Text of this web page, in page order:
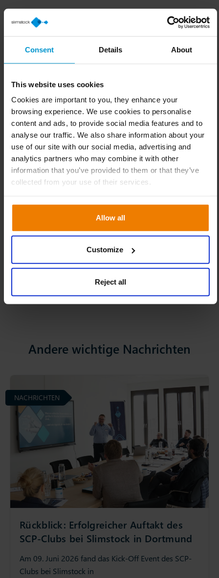
Consent Details About
This website uses cookies
Cookies are important to you, they enhance your
browsing experience. We use cookies to personalise
content and ads, to provide social media features and to
analyse our traffic. We also share information about your
use of our site with our social media, advertising and
analytics partners who may combine it with other
information that you’ve provided to them or that they’ve
collected from your use of their services.
Allow all
Customize
Reject all
Abonnieren Sie
unseren
Newsletter
Sie finden wertvolle Inhalte,
Veranstaltungen und Schulungen für
Sie!
Buchen Sie eine persönliche Demo
Um das Formular zu nutzen, akzeptieren Sie bitte die
Marketing-Cookies.
Cookie-Einstellungen verwalten
LinkedinFacebook
Andere wichtige Nachrichten
Rückblick: Erfolgreicher Auftakt des
SCP-Clubs bei Slimstock in Dortmund
Am 09. Juni 2026 fand das Kick-Off Event des SCP-
Clubs bei Slimstock in
NACHRICHTEN